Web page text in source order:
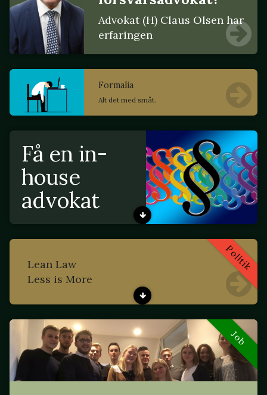
Advokat (H) Claus Olsen har
erfaringen
Formalia
Alt det med småt.
Få en in-
house
advokat
Politik
Lean Law
Less is More
Job